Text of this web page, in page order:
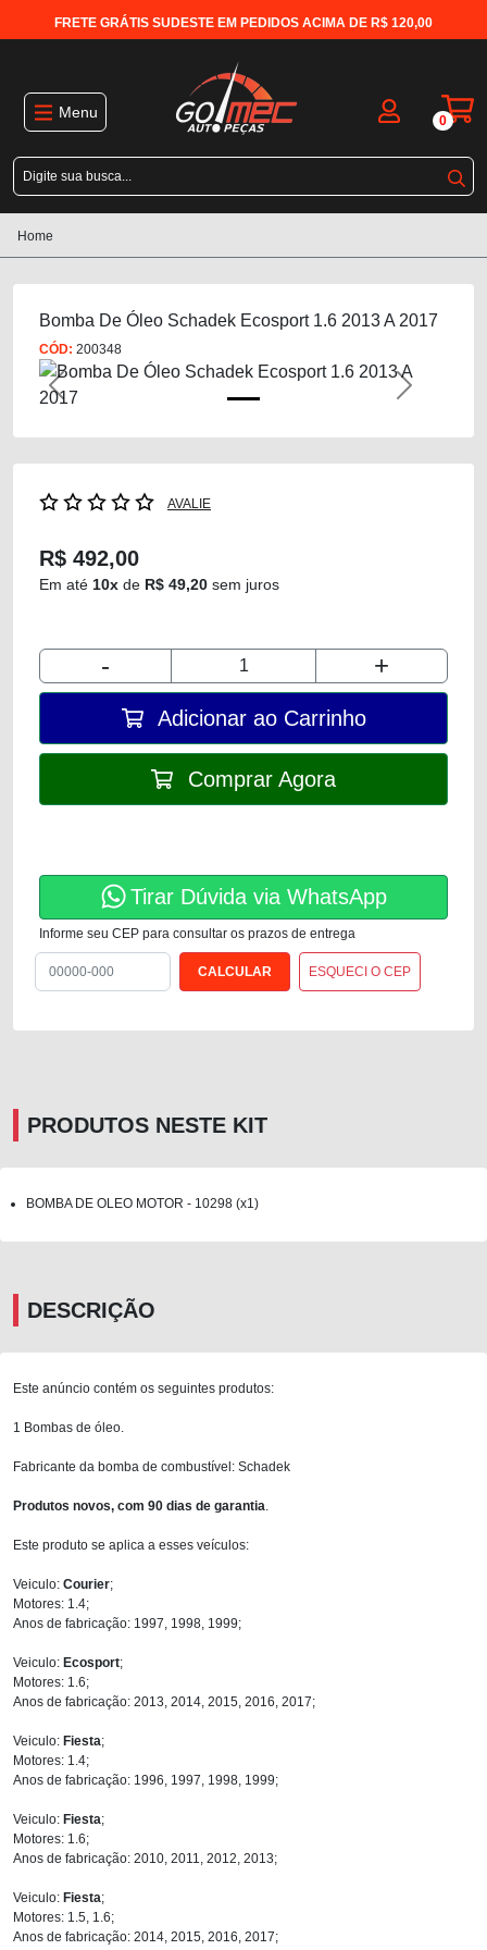
FRETE GRÁTIS SUDESTE EM PEDIDOS ACIMA DE R$ 120,00
Menu 0
Home
Bomba De Óleo Schadek Ecosport 1.6 2013 A 2017
CÓD: 200348
Previous Next
AVALIE
R$ 492,00
Em até 10x de R$ 49,20 sem juros
- +
Adicionar ao Carrinho
Comprar Agora
Tirar Dúvida via WhatsApp
Informe seu CEP para consultar os prazos de entrega
ESQUECI O CEP
PRODUTOS NESTE KIT
BOMBA DE OLEO MOTOR - 10298 (x1)
DESCRIÇÃO
Este anúncio contém os seguintes produtos:
1 Bombas de óleo.
Fabricante da bomba de combustível: Schadek
Produtos novos, com 90 dias de garantia
Este produto se aplica a esses veículos:
Veiculo: Courier;
Motores: 1.4;
Anos de fabricação: 1997, 1998, 1999;
Veiculo: Ecosport;
Motores: 1.6;
Anos de fabricação: 2013, 2014, 2015, 2016, 2017;
Veiculo: Fiesta;
Motores: 1.4;
Anos de fabricação: 1996, 1997, 1998, 1999;
Veiculo: Fiesta;
Motores: 1.6;
Anos de fabricação: 2010, 2011, 2012, 2013;
Veiculo: Fiesta;
Motores: 1.5, 1.6;
Anos de fabricação: 2014, 2015, 2016, 2017;